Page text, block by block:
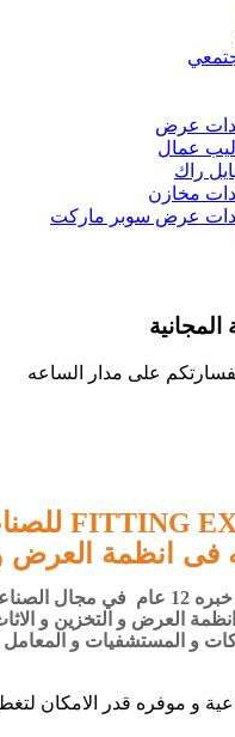
عرض
عمال
راك
مخازن
عرض سوبر ماركت
المجانية
على مدار الساعه
FITTING
فى انظمة العرض
شركة رائدة ذو خبره 12 عام في
العرض و التخزين و
و المستشفيات و المعامل
و موفره قدر الامكان